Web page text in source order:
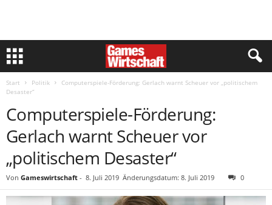
Start Politik
Computerspiele-Förderung: Gerlach warnt Scheuer vor „politischem
Desaster“
Computerspiele-Förderung:
Gerlach warnt Scheuer vor
„politischem Desaster“
Von Gameswirtschaft - 8. Juli 2019 Änderungsdatum: 8. Juli 2019 0